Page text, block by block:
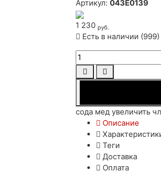
Артикул:043E0139
1 230руб.
Есть в наличии (999)
сода мед увеличить
Описание
Теги
Доставка
Оплата